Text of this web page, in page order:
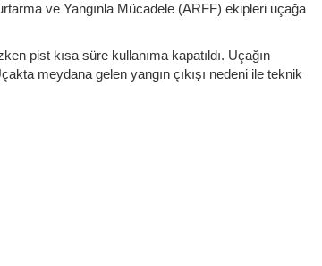
ve Yangınla Mücadele (ARFF) ekipleri uçağa
pist kısa süre kullanıma kapatıldı. Uçağın
meydana gelen yangın çıkışı nedeni ile teknik